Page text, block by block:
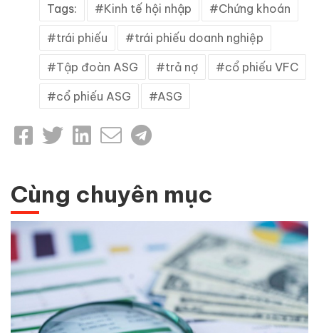
Tags: Kinh tế hội nhập Chứng khoán
trái phiếu trái phiếu doanh nghiệp
Tập đoàn ASG trả nợ cổ phiếu VFC
cổ phiếu ASG ASG
Cùng chuyên mục